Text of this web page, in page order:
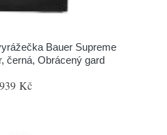
Bauer Supreme
černá, Obrácený gard
Kč